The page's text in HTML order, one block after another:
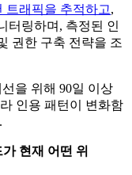
트래픽을 추적하고,
터링하며, 측정된 인
권한 구축 전략을 조
을 위해 90일 이상
인용 패턴이 변화함
현재 어떤 위